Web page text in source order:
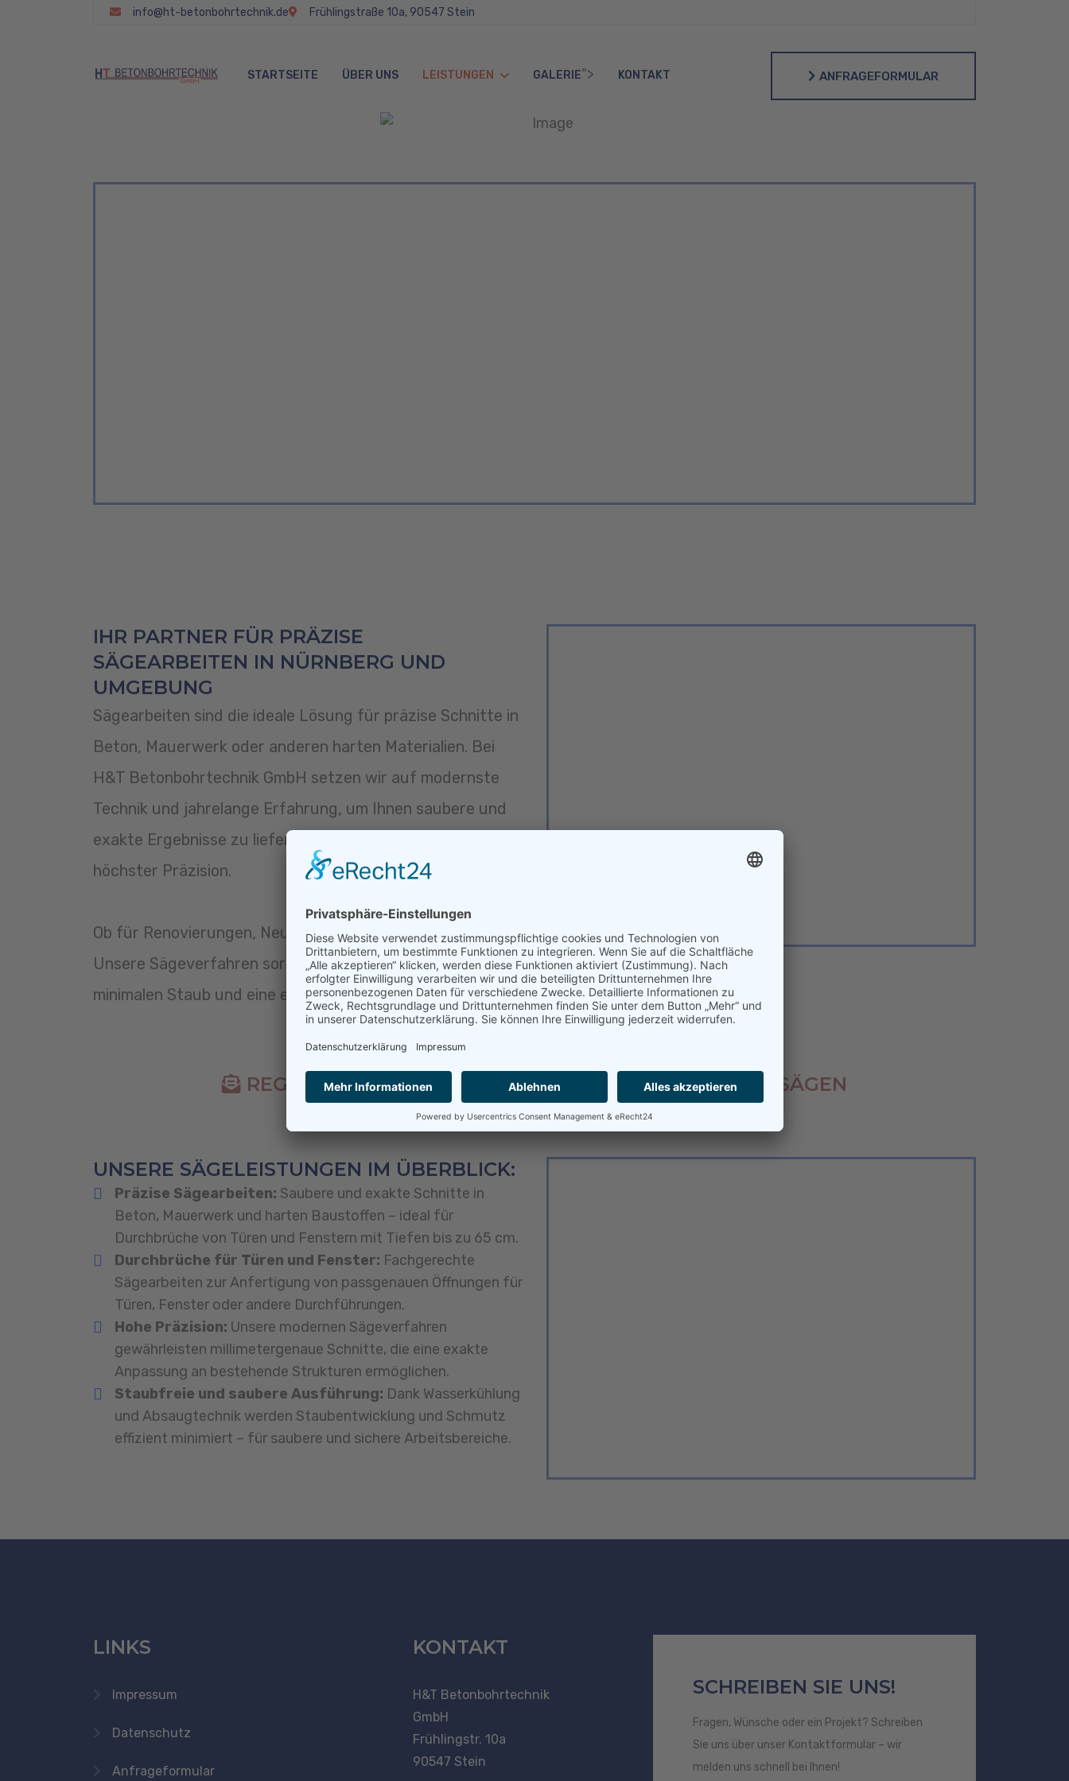
info@ht-betonbohrtechnik.de Frühlingstraße 10a, 90547 Stein
STARTSEITE ÜBER UNS LEISTUNGEN GALERIE"> KONTAKT
ANFRAGEFORMULAR
IHR PARTNER FÜR PRÄZISE
SÄGEARBEITEN IN NÜRNBERG UND
UMGEBUNG
Sägearbeiten sind die ideale Lösung für präzise Schnitte in
Beton, Mauerwerk oder anderen harten Materialien. Bei
H&T Betonbohrtechnik GmbH setzen wir auf modernste
Technik und jahrelange Erfahrung, um Ihnen saubere und
exakte Ergebnisse zu liefern – schnell, zuverlässig und mit
höchster Präzision.
Ob für Renovierungen, Neubauten oder Anpassungen:
Unsere Sägeverfahren sorgen für glatte Schnitte,
minimalen Staub und eine effiziente Arbeitsweise.
REGELWERK DES FACHVERBANDS BETONBOHREN & SÄGEN
UNSERE SÄGELEISTUNGEN IM ÜBERBLICK:
Präzise Sägearbeiten: Saubere und exakte Schnitte in
Beton, Mauerwerk und harten Baustoffen – ideal für
Durchbrüche von Türen und Fenstern mit Tiefen bis zu 65 cm.
Durchbrüche für Türen und Fenster: Fachgerechte
Sägearbeiten zur Anfertigung von passgenauen Öffnungen für
Türen, Fenster oder andere Durchführungen.
Hohe Präzision: Unsere modernen Sägeverfahren
gewährleisten millimetergenaue Schnitte, die eine exakte
Anpassung an bestehende Strukturen ermöglichen.
Staubfreie und saubere Ausführung: Dank Wasserkühlung
und Absaugtechnik werden Staubentwicklung und Schmutz
effizient minimiert – für saubere und sichere Arbeitsbereiche.
LINKS
Impressum
Datenschutz
Anfrageformular
KONTAKT
H&T Betonbohrtechnik
GmbH
Frühlingstr. 10a
90547 Stein
SCHREIBEN SIE UNS!
Fragen, Wünsche oder ein Projekt? Schreiben
Sie uns über unser Kontaktformular – wir
melden uns schnell bei Ihnen!